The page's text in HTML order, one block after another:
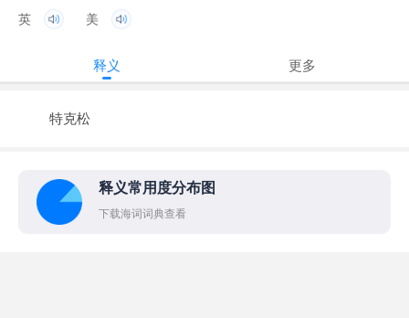
英 美
释义 更多
特克松
释义常用度分布图
下载海词词典查看